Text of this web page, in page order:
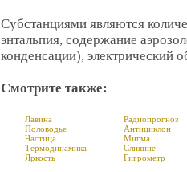
Субстанциями являются
энтальпия, содержание
конденсации), электрический
Смотрите также:
Лавина
Половодье
Частица
Термодинамика
Яркость
Радиопрогноз
Антициклон
Мигма
Слияние
Гигрометр